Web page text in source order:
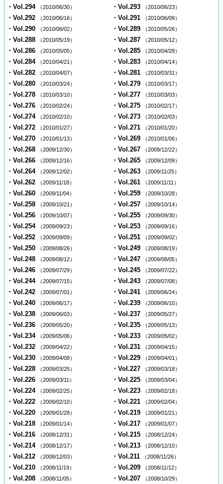
・Vol.294 （2010/06/30） ・Vol.293 （2010/06/23）
・Vol.292 （2010/06/16） ・Vol.291 （2010/06/09）
・Vol.290 （2010/06/02） ・Vol.289 （2010/05/26）
・Vol.288 （2010/05/19） ・Vol.287 （2010/05/12）
・Vol.286 （2010/05/05） ・Vol.285 （2010/04/28）
・Vol.284 （2010/04/21） ・Vol.283 （2010/04/14）
・Vol.282 （2010/04/07） ・Vol.281 （2010/03/31）
・Vol.280 （2010/03/24） ・Vol.279 （2010/03/17）
・Vol.278 （2010/03/10） ・Vol.277 （2010/03/03）
・Vol.276 （2010/02/24） ・Vol.275 （2010/02/17）
・Vol.274 （2010/02/10） ・Vol.273 （2010/02/03）
・Vol.272 （2010/01/27） ・Vol.271 （2010/01/20）
・Vol.270 （2010/01/13） ・Vol.269 （2010/01/06）
・Vol.268 （2009/12/30） ・Vol.267 （2009/12/22）
・Vol.266 （2009/12/16） ・Vol.265 （2009/12/09）
・Vol.264 （2009/12/02） ・Vol.263 （2009/11/25）
・Vol.262 （2009/11/18） ・Vol.261 （2009/11/11）
・Vol.260 （2009/11/04） ・Vol.259 （2009/10/28）
・Vol.258 （2009/10/21） ・Vol.257 （2009/10/14）
・Vol.256 （2009/10/07） ・Vol.255 （2009/09/30）
・Vol.254 （2009/09/23） ・Vol.253 （2009/09/16）
・Vol.252 （2009/09/09） ・Vol.251 （2009/09/02）
・Vol.250 （2009/08/26） ・Vol.249 （2009/08/19）
・Vol.248 （2009/08/12） ・Vol.247 （2009/08/05）
・Vol.246 （2009/07/29） ・Vol.245 （2009/07/22）
・Vol.244 （2009/07/15） ・Vol.243 （2009/07/08）
・Vol.242 （2009/07/01） ・Vol.241 （2009/06/24）
・Vol.240 （2009/06/17） ・Vol.239 （2009/06/10）
・Vol.238 （2009/06/03） ・Vol.237 （2009/05/27）
・Vol.236 （2009/05/20） ・Vol.235 （2009/05/13）
・Vol.234 （2009/05/06） ・Vol.233 （2009/05/02）
・Vol.232 （2009/04/22） ・Vol.231 （2009/04/15）
・Vol.230 （2009/04/08） ・Vol.229 （2009/04/01）
・Vol.228 （2009/03/25） ・Vol.227 （2009/03/18）
・Vol.226 （2009/03/11） ・Vol.225 （2009/03/04）
・Vol.224 （2009/02/25） ・Vol.223 （2009/02/18）
・Vol.222 （2009/02/10） ・Vol.221 （2009/02/04）
・Vol.220 （2009/01/28） ・Vol.219 （2009/01/21）
・Vol.218 （2009/01/14） ・Vol.217 （2009/01/07）
・Vol.216 （2008/12/31） ・Vol.215 （2008/12/24）
・Vol.214 （2008/12/17） ・Vol.213 （2008/12/10）
・Vol.212 （2008/12/03） ・Vol.211 （2008/11/26）
・Vol.210 （2008/11/19） ・Vol.209 （2008/11/12）
・Vol.208 （2008/11/05） ・Vol.207 （2008/10/29）